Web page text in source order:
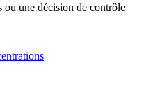
ou une décision de contrôle